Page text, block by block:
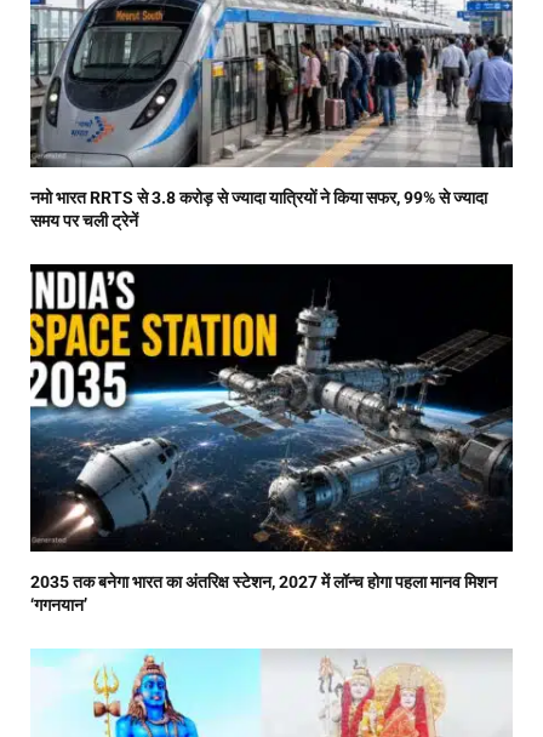
नमो भारत RRTS से 3.8 करोड़ से ज्यादा यात्रियों ने किया सफर, 99% से ज्यादा
समय पर चली ट्रेनें
2035 तक बनेगा भारत का अंतरिक्ष स्टेशन, 2027 में लॉन्च होगा पहला मानव मिशन
‘गगनयान’